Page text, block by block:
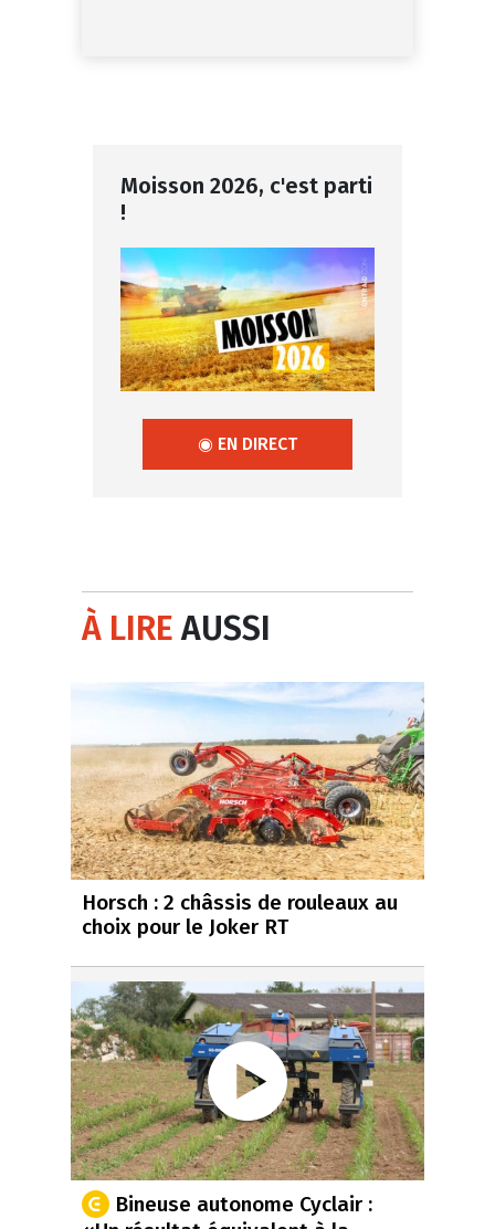
Moisson 2026, c'est parti
!
◉ EN DIRECT
À LIREAUSSI
Horsch : 2 châssis de rouleaux au
choix pour le Joker RT
Bineuse autonome Cyclair :